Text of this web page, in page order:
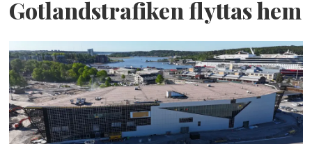
Gotlandstrafiken flyttas hem